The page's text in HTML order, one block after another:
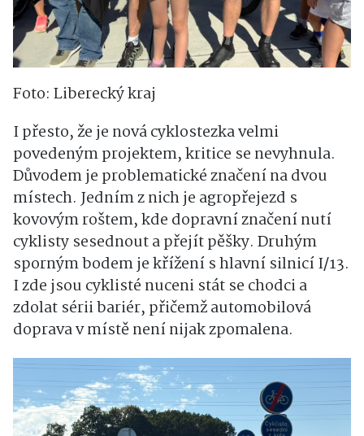
Foto: Liberecký kraj
I přesto, že je nová cyklostezka velmi
povedeným projektem, kritice se nevyhnula.
Důvodem je problematické značení na dvou
místech. Jedním z nich je agropřejezd s
kovovým roštem, kde dopravní značení nutí
cyklisty sesednout a přejít pěšky. Druhým
sporným bodem je křížení s hlavní silnicí I/13.
I zde jsou cyklisté nuceni stát se chodci a
zdolat sérii bariér, přičemž automobilová
doprava v místě není nijak zpomalena.